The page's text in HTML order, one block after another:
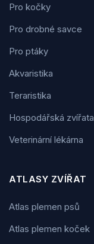
Pro kočky
Pro drobné savce
Pro ptáky
Akvaristika
Teraristika
Hospodářská zvířata
Veterinární lékárna
ATLASY ZVÍŘAT
Atlas plemen psů
Atlas plemen koček